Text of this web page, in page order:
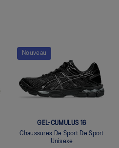
Quickview
Nouveau
GEL-CUMULUS 16
Chaussures De Sport De Sport
Unisexe